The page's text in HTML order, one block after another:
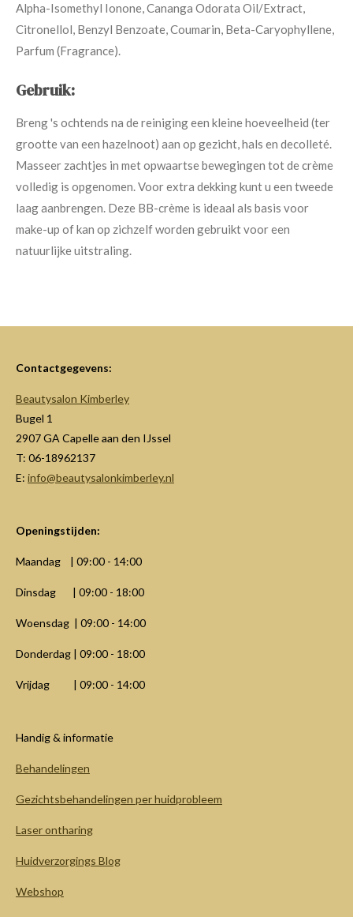
Alpha-Isomethyl Ionone, Cananga Odorata Oil/Extract,
Citronellol, Benzyl Benzoate, Coumarin, Beta-Caryophyllene,
Parfum (Fragrance).
Gebruik:
Breng 's ochtends na de reiniging een kleine hoeveelheid (ter
grootte van een hazelnoot) aan op gezicht, hals en decolleté.
Masseer zachtjes in met opwaartse bewegingen tot de crème
volledig is opgenomen. Voor extra dekking kunt u een tweede
laag aanbrengen. Deze BB-crème is ideaal als basis voor
make-up of kan op zichzelf worden gebruikt voor een
natuurlijke uitstraling.
Contactgegevens:
Beautysalon Kimberley
Bugel 1
2907 GA Capelle aan den IJssel
T: 06-18962137
E: info@beautysalonkimberley.nl
Openingstijden:
Maandag | 09:00 - 14:00
Dinsdag | 09:00 - 18:00
Woensdag | 09:00 - 14:00
Donderdag | 09:00 - 18:00
Vrijdag | 09:00 - 14:00
Handig & informatie
Behandelingen
Gezichtsbehandelingen per huidprobleem
Laser ontharing
Huidverzorgings Blog
Webshop